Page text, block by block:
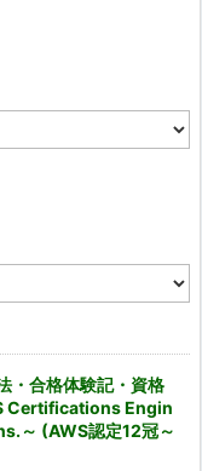
・合格体験記・資格
Certifications Engin
～ (AWS認定12冠～